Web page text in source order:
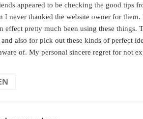
appeared to be checking the good tips
I never thanked the website owner for
effect pretty much been using these things.
also for pick out these kinds of perfect
of. My personal sincere regret for not